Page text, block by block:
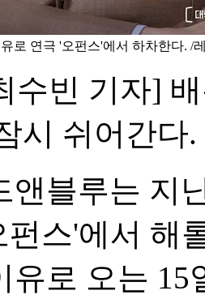
로 연극 '오펀스'에서 하차한다. /
수빈 기자]
시 쉬어간다.
앤블루는 지
스'에서 해
유로 오는